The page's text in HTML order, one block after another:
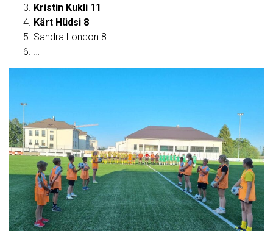
Kristin Kukli 11
Kärt Hüdsi 8
Sandra London 8
…